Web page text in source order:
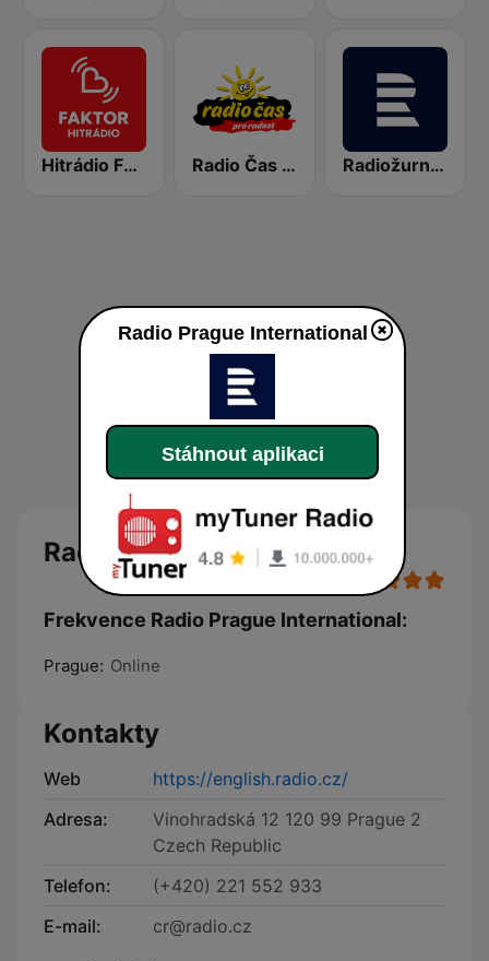
Hitrádio Faktor Radio Čas Ostravsko Radiožurnál Sport
Radio Prague International
Frekvence Radio Prague International:
Prague: Online
Kontakty
Web
https://english.radio.cz/
Adresa:
Vinohradská 12 120 99 Prague 2
Czech Republic
Telefon:
(+420) 221 552 933
E-mail:
cr@radio.cz
Radio Prague International
Stáhnout aplikaci